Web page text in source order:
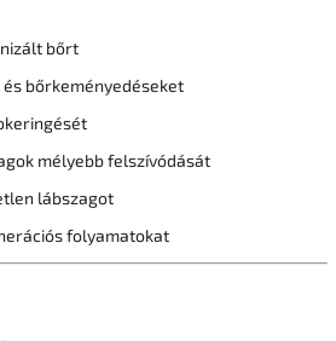
bőrt
bőrkeményedéseket
mélyebb felszívódását
lábszagot
folyamatokat